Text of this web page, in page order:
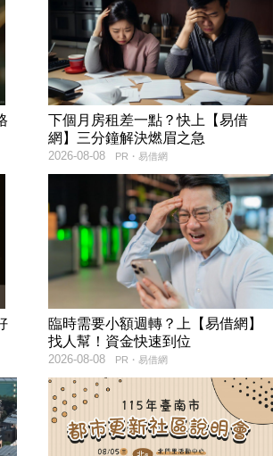
下個月房租差一點？快上【易借
網】三分鐘解決燃眉之急
PR・易借網
2026-08-08
臨時需要小額週轉？上【易借網】
找人幫！資金快速到位
PR・易借網
2026-08-08